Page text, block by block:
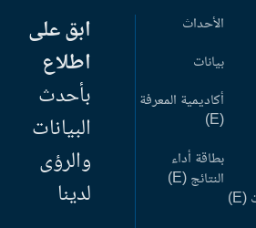
الأحداث
بيانات
أكاديمية المعرفة
بطاقة أداء
النتائج (E)
ابق على
اطلاع
بأحدث
البيانات
والرؤى
لدينا